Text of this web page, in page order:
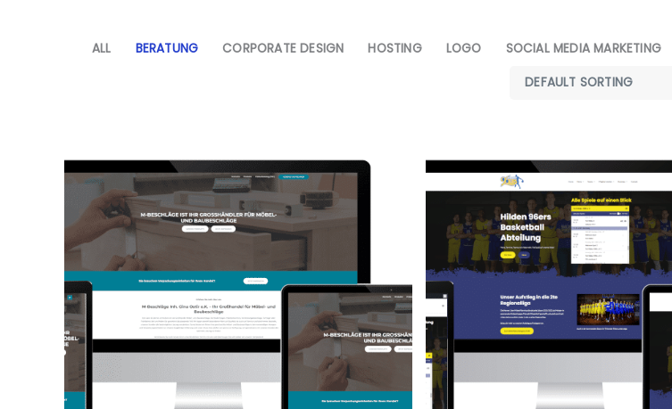
ALL BERATUNG CORPORATE DESIGN HOSTING LOGO SOCIAL MEDIA MARKETING